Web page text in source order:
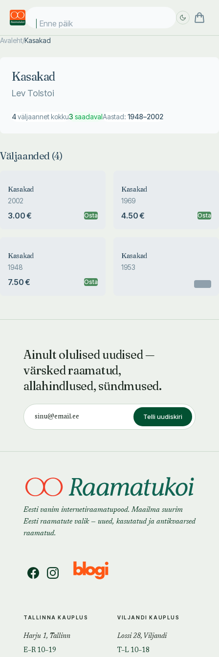
Enne päike
Avaleht/Kasakad
Kasakad
Lev Tolstoi
4väljaannet kokku3 saadavalAastad: 1948–2002
Väljaanded (4)
Kasakad
2002
3.00 € Osta
Kasakad
1969
4.50 € Osta
Kasakad
1948
7.50 € Osta
Kasakad
1953
Ainult olulised uudised —
värsked raamatud,
allahindlused, sündmused.
Telli uudiskiri
Eesti vanim internetiraamatupood. Maailma suurim
Eesti raamatute valik — uued, kasutatud ja antikvaarsed
raamatud.
TALLINNA KAUPLUS
Harju 1, Tallinn
E–R 10–19
VILJANDI KAUPLUS
Lossi 28, Viljandi
T–L 10–18